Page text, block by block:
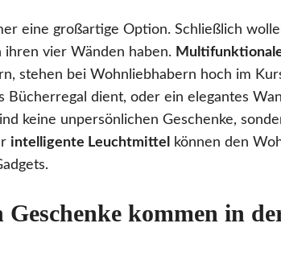
eine großartige Option. Schließlich
vier Wänden haben.
stehen bei Wohnliebhabern hoch im
Bücherregal dient, oder ein elegantes
keine unpersönlichen Geschenke,
intelligente Leuchtmittel
können den
Geschenke kommen in